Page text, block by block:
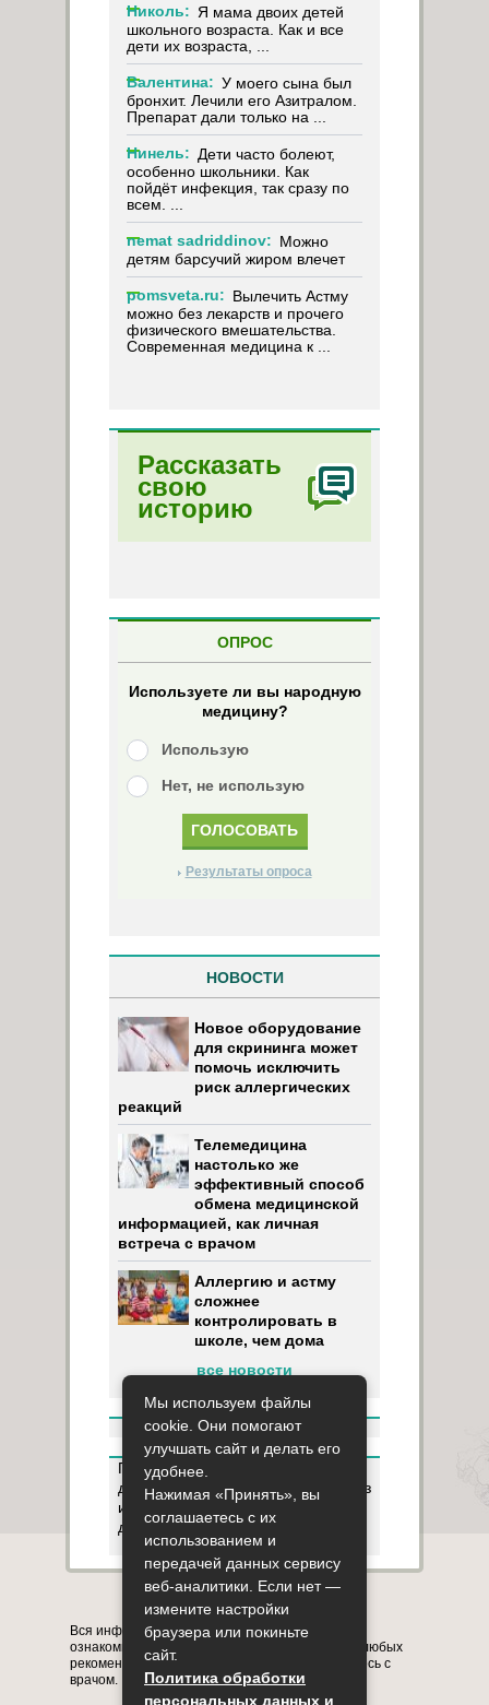
Николь: Я мама двоих детей
школьного возраста. Как и все
дети их возраста, ...
Валентина: У моего сына был
бронхит. Лечили его Азитралом.
Препарат дали только на ...
Нинель: Дети часто болеют,
особенно школьники. Как
пойдёт инфекция, так сразу по
всем. ...
nemat sadriddinov: Можно
детям барсучий жиром влечет
pomsveta.ru: Вылечить Астму
можно без лекарств и прочего
физического вмешательства.
Современная медицина к ...
Рассказать
свою
историю
ОПРОС
Используете ли вы народную
медицину?
Использую
Нет, не использую
Результаты опроса
НОВОСТИ
Новое оборудование
для скрининга может
помочь исключить
риск аллергических
реакций
Телемедицина
настолько же
эффективный способ
обмена медицинской
информацией, как личная
встреча с врачом
Аллергию и астму
сложнее
контролировать в
школе, чем дома
все новости
Пользуясь данным ресурсом вы
даёте разрешение на сбор, анализ
и хранение своих персональных
данных согласно Правилам
Карта сайта О сайте Контакты
Вся информация на сайте представлена в
ознакомительных целях. Перед применением любых
рекомендаций обязательно проконсультируйтесь с
врачом.
Мы используем файлы
cookie. Они помогают
улучшать сайт и делать его
удобнее.
Нажимая «Принять», вы
соглашаетесь с их
использованием и
передачей данных сервису
веб-аналитики. Если нет —
измените настройки
браузера или покиньте
сайт.
Политика обработки
персональных данных и